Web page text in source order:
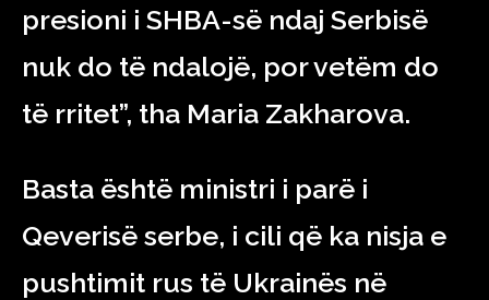
presioni i SHBA-së ndaj Serbisë
nuk do të ndalojë, por vetëm do
të rritet”, tha Maria Zakharova.
Basta është ministri i parë i
Qeverisë serbe, i cili që ka nisja e
pushtimit rus të Ukrainës në